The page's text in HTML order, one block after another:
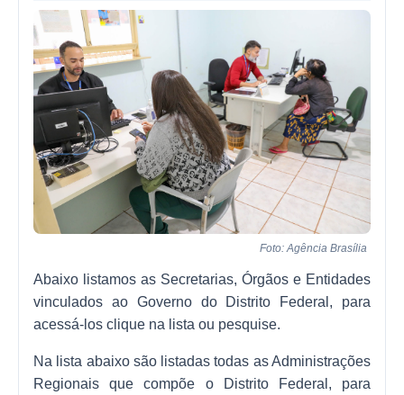
Foto: Agência Brasília
Abaixo listamos as Secretarias, Órgãos e Entidades
vinculados ao Governo do Distrito Federal, para
acessá-los clique na lista ou pesquise.
Na lista abaixo são listadas todas as Administrações
Regionais que compõe o Distrito Federal, para